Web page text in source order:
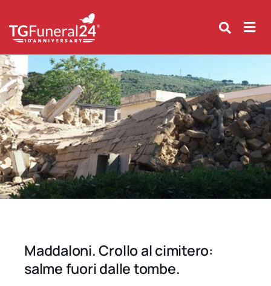
content
Maddaloni. Crollo al cimitero:
salme fuori dalle tombe.